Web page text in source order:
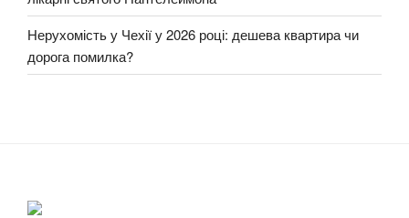
Нерухомість у Чехії у 2026 році: дешева квартира чи
дорога помилка?